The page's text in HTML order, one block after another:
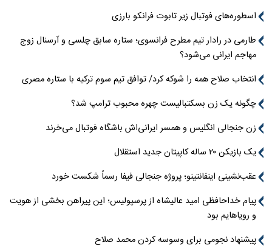
اسطوره‌های فوتبال زیر تابوت فرانکو بارزی
طارمی در رادار تیم مطرح فرانسوی؛ ستاره سابق چلسی و آرسنال زوج
مهاجم ایرانی می‌شود؟
انتخاب صلاح همه را شوکه کرد/ توافق تیم سوم ترکیه با ستاره مصری
چگونه یک زن بسکتبالیست چهره محبوب ترامپ شد؟
زن جنجالی انگلیس و همسر ایرانی‌اش باشگاه فوتبال می‌خرند
یک بازیکن ۲۰ ساله کاپیتان جدید استقلال
عقب‌نشینی اینفانتینو؛ پروژه جنجالی فیفا رسماً شکست خورد
پیام خداحافظی امید عالیشاه از پرسپولیس؛ این پیراهن بخشی از هویت
و رویاهایم بود
پیشنهاد نجومی برای وسوسه کردن محمد صلاح